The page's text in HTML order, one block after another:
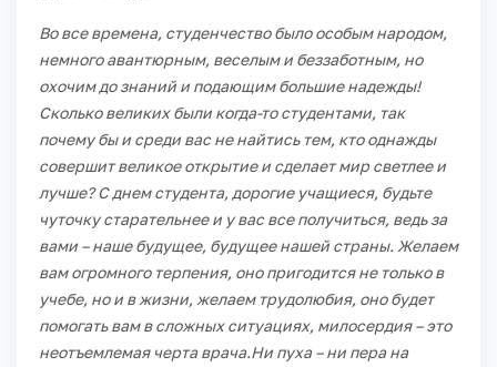
Во все времена, студенчество было особым народом,
немного авантюрным, веселым и беззаботным, но
охочим до знаний и подающим большие надежды!
Сколько великих были когда-то студентами, так
почему бы и среди вас не найтись тем, кто однажды
совершит великое открытие и сделает мир светлее и
лучше? С днем студента, дорогие учащиеся, будьте
чуточку старательнее и у вас все получиться, ведь за
вами – наше будущее, будущее нашей страны. Желаем
вам огромного терпения, оно пригодится не только в
учебе, но и в жизни, желаем трудолюбия, оно будет
помогать вам в сложных ситуациях, милосердия – это
неотъемлемая черта врача.Ни пуха – ни пера на